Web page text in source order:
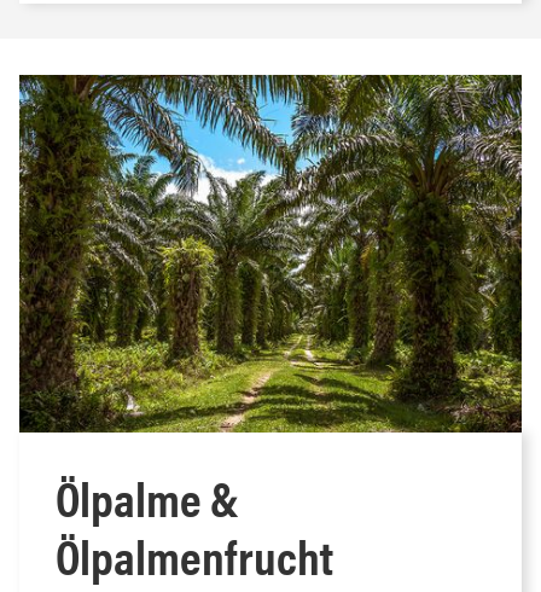
Ölpalme &
Ölpalmenfrucht